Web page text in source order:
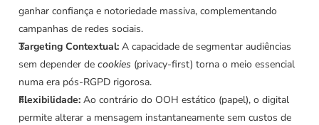
ganhar confiança e notoriedade massiva, complementando
campanhas de redes sociais.
Targeting Contextual: A capacidade de segmentar audiências
sem depender de cookies (privacy-first) torna o meio essencial
numa era pós-RGPD rigorosa.
Flexibilidade: Ao contrário do OOH estático (papel), o digital
permite alterar a mensagem instantaneamente sem custos de